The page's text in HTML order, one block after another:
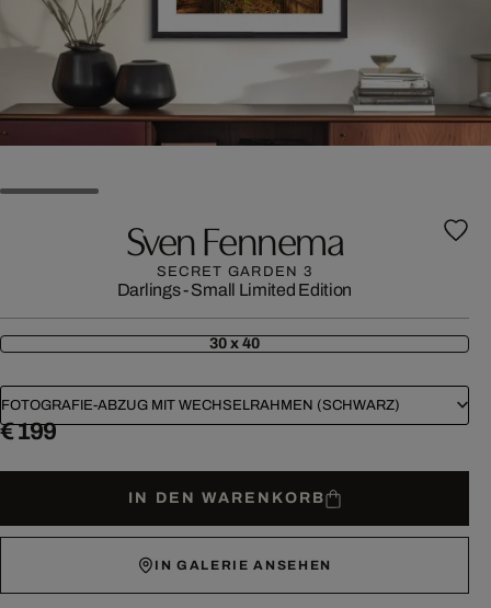
Sven Fennema
SECRET GARDEN 3
Darlings - Small Limited Edition
30 x 40
FOTOGRAFIE-ABZUG MIT WECHSELRAHMEN (SCHWARZ)
€ 199
IN DEN WARENKORB
IN GALERIE ANSEHEN